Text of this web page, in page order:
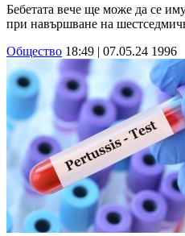
Бебетата вече ще може да се
при навършване на
Общество 18:49 | 07.05.24 1996